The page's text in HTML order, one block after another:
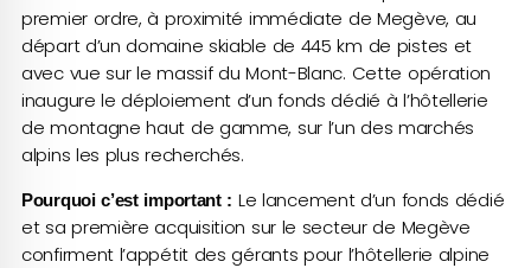
premier ordre, à proximité immédiate de Megève, au
départ d’un domaine skiable de 445 km de pistes et
avec vue sur le massif du Mont-Blanc. Cette opération
inaugure le déploiement d’un fonds dédié à l’hôtellerie
de montagne haut de gamme, sur l’un des marchés
alpins les plus recherchés.
Pourquoi c’est important : Le lancement d’un fonds dédié
et sa première acquisition sur le secteur de Megève
confirment l’appétit des gérants pour l’hôtellerie alpine